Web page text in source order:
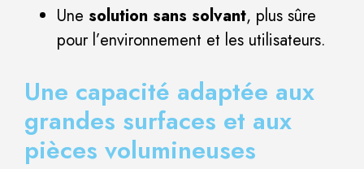
Une solution sans solvant, plus sûre
pour l’environnement et les utilisateurs.
Une capacité adaptée aux
grandes surfaces et aux
pièces volumineuses